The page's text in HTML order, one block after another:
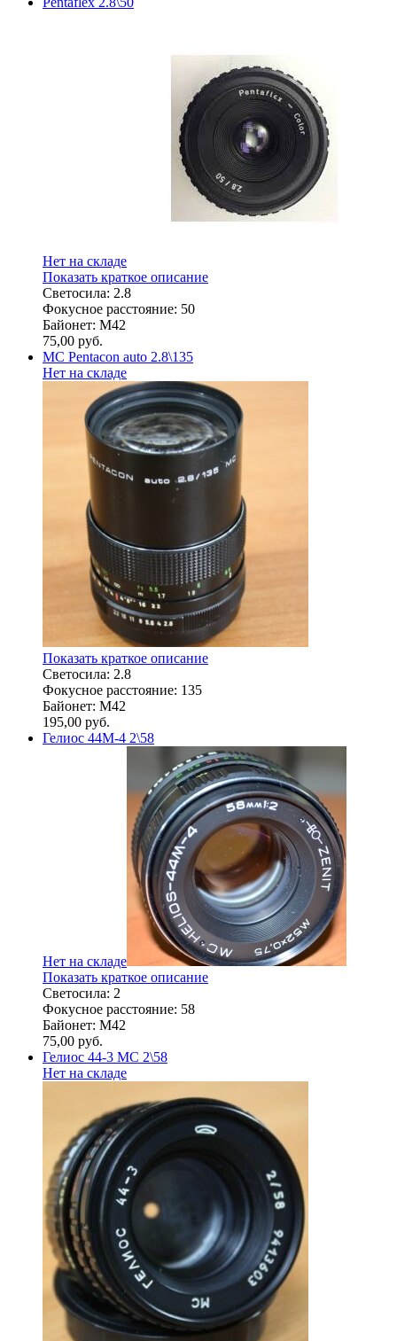
Нет на складе
Показать краткое описание
Светосила: 2.8
Фокусное расстояние: 50
Байонет: M42
75,00 руб.
МС Pentacon auto 2.8\135
Нет на складе
Показать краткое описание
Светосила: 2.8
Фокусное расстояние: 135
Байонет: M42
195,00 руб.
Гелиос 44М-4 2\58
Нет на складе
Показать краткое описание
Светосила: 2
Фокусное расстояние: 58
Байонет: M42
75,00 руб.
Гелиос 44-3 МС 2\58
Нет на складе